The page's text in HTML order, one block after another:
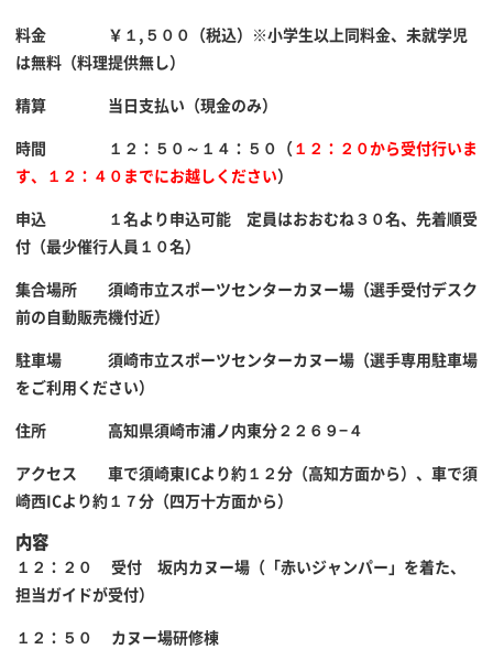
料金 ￥１,５００（税込）※小学生以上同料金、未就学児
は無料（料理提供無し）
精算 当日支払い（現金のみ）
時間 １２：５０～１４：５０（ １２：２０から受付行いま
す、１２：４０までにお越しください）
申込 １名より申込可能 定員はおおむね３０名、先着順受
付（最少催行人員１０名）
集合場所 須崎市立スポーツセンターカヌー場（選手受付デスク
前の自動販売機付近）
駐車場 須崎市立スポーツセンターカヌー場（選手専用駐車場
をご利用ください）
住所 高知県須崎市浦ノ内東分２２６９−４
アクセス 車で須崎東ICより約１２分（高知方面から）、車で須
崎西ICより約１７分（四万十方面から）
内容
１２：２０ 受付 坂内カヌー場（「赤いジャンパー」を着た、
担当ガイドが受付）
１２：５０ カヌー場研修棟